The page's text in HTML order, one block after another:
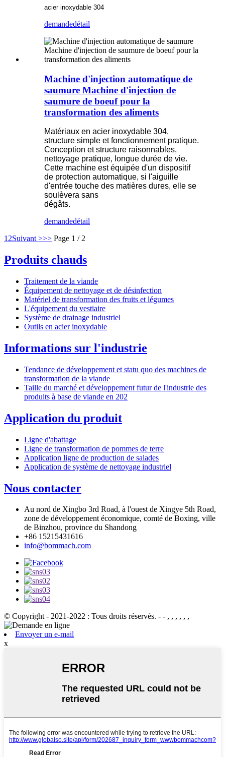
acier inoxydable 304
demandedétail
Machine d'injection automatique de
saumure Machine d'injection de
saumure de boeuf pour la
transformation des aliments
Matériaux en acier inoxydable 304,
structure simple et fonctionnement pratique.
Conception et structure raisonnables,
nettoyage pratique, longue durée de vie.
Cette machine est équipée d'un dispositif
de protection automatique, si l'aiguille
d'entrée touche des matières dures, elle se
soulèvera sans
dégâts.
demandedétail
1 2Suivant >>> Page 1 / 2
Produits chauds
Traitement de la viande
Équipement de nettoyage et de désinfection
Matériel de transformation des fruits et légumes
L'équipement du vestiaire
Système de drainage industriel
Outils en acier inoxydable
Informations sur l'industrie
Tendance de développement et statu quo des machines de
transformation de la viande
Taille du marché et développement futur de l'industrie des
produits à base de viande en 202
Application du produit
Ligne d'abattage
Ligne de transformation de pommes de terre
Application ligne de production de salades
Application de système de nettoyage industriel
Nous contacter
Au nord de Xingbo 3rd Road, à l'ouest de Xingye 5th Road,
zone de développement économique, comté de Boxing, ville
de Binzhou, province du Shandong
+86 15215431616
info@bommach.com
© Copyright - 2021-2022 : Tous droits réservés. - - , , , , , ,
Envoyer un e-mail
x